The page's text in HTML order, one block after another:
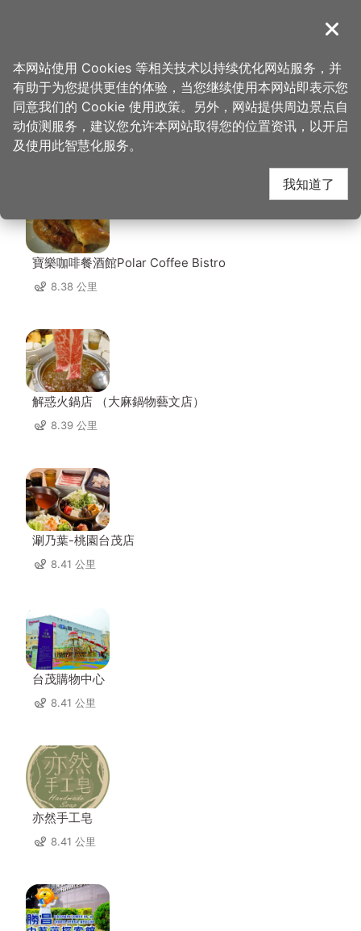
導覽
首页 > 想去的地方 > 住宿 > 绿藤轻旅
绿藤轻旅 周边店家
寶樂咖啡餐酒館Polar Coffee Bistro
8.38 公里
解惑火鍋店 （大麻鍋物藝文店）
8.39 公里
涮乃葉-桃園台茂店
8.41 公里
台茂購物中心
8.41 公里
亦然手工皂
8.41 公里
关闭
本网站使用 Cookies 等相关技术以持续优化网站服务，并
有助于为您提供更佳的体验，当您继续使用本网站即表示您
同意我们的 Cookie 使用政策。另外，网站提供周边景点自
动侦测服务，建议您允许本网站取得您的位置资讯，以开启
及使用此智慧化服务。
我知道了